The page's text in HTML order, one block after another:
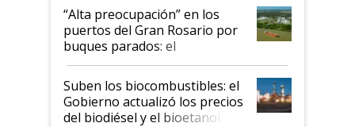
“Alta preocupación” en los
puertos del Gran Rosario por
buques parados: el
funcionamiento de las
exportadoras en tensión tras
la medida de fuerza de los
prácticos
Suben los biocombustibles: el
Gobierno actualizó los precios
del biodiésel y el bioetanol